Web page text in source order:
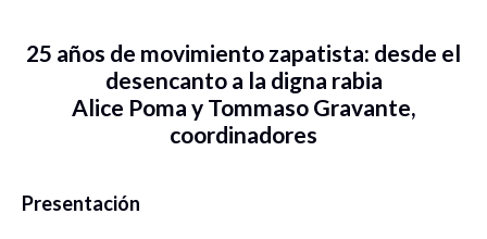
25 años de movimiento zapatista: desde el
desencanto a la digna rabia
Alice Poma y Tommaso Gravante,
coordinadores
Presentación